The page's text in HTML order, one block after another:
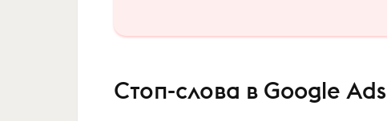
Стоп-слова в Google Ads